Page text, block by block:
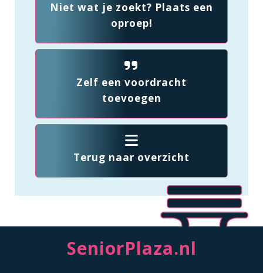
Niet wat je zoekt? Plaats een
oproep!
Zelf een voordracht
toevoegen
Terug naar overzicht
SeniorPlaza.nl